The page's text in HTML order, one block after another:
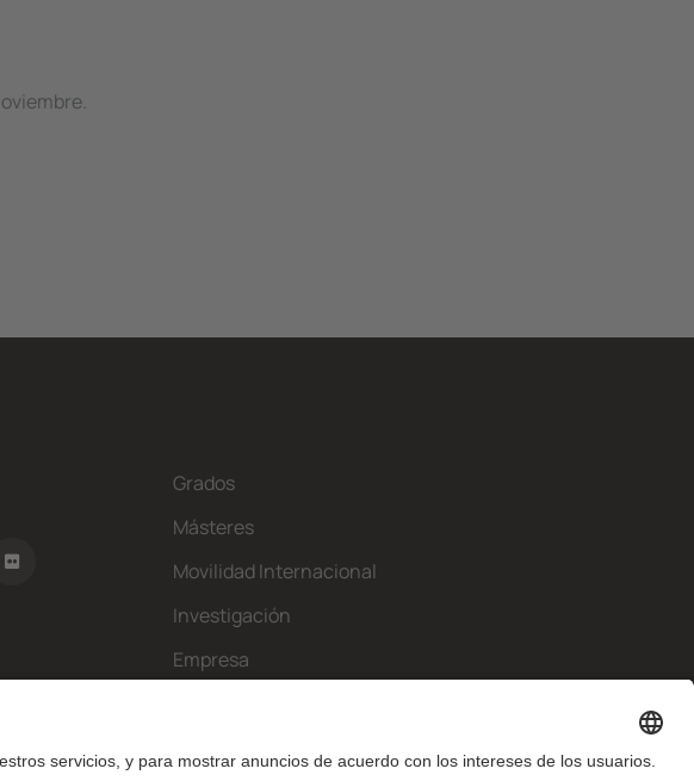
Grados
Másteres
Movilidad Internacional
Investigación
Empresa